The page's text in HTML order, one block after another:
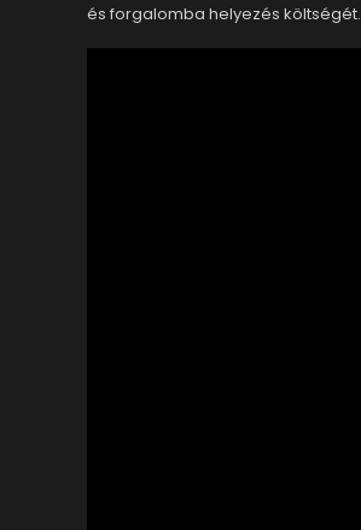
és forgalomba helyezés költségét.